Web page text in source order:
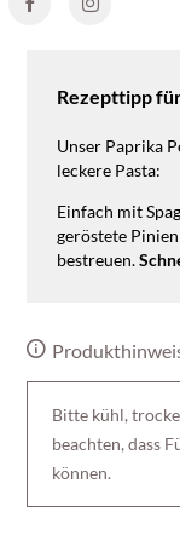
Rezepttipp
Unser Paprika
leckere Pasta:
Einfach mit
geröstete
bestreuen.
Bitte kühl,
beachten, dass
können.